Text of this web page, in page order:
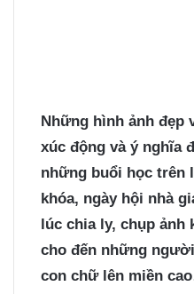
Những hình ảnh đẹp
xúc động và ý nghĩa
những buổi học trên
khóa, ngày hội nhà
lúc chia ly, chụp ảnh
cho đến những
con chữ lên miền